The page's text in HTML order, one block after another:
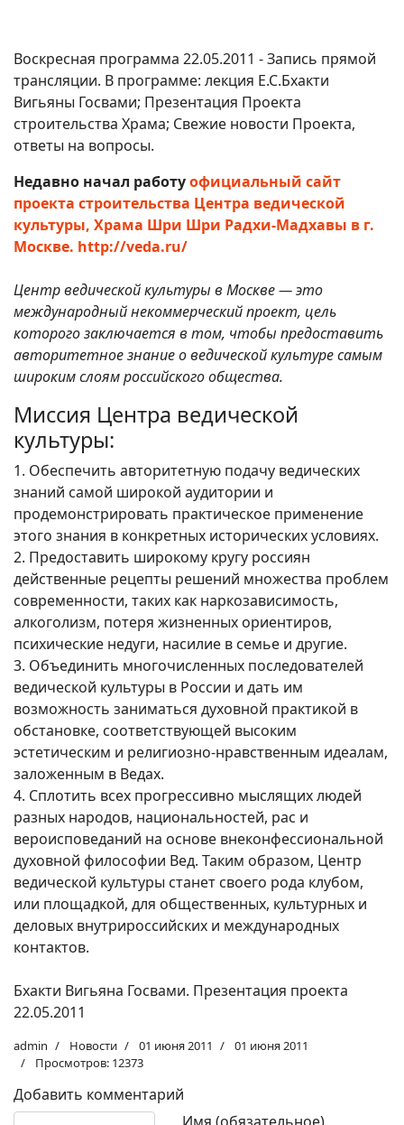
Воскресная программа 22.05.2011 - Запись прямой
трансляции. В программе: лекция Е.С.Бхакти
Вигьяны Госвами; Презентация Проекта
строительства Храма; Свежие новости Проекта,
ответы на вопросы.
Недавно начал работуофициальный сайт
проекта строительства Центра ведической
культуры, Храма Шри Шри Радхи-Мадхавы в г.
Москве. http://veda.ru/
Центр ведической культуры в Москве — это
международный некоммерческий проект, цель
которого заключается в том, чтобы предоставить
авторитетное знание о ведической культуре самым
широким слоям российского общества.
Миссия Центра ведической
культуры:
1. Обеспечить авторитетную подачу ведических
знаний самой широкой аудитории и
продемонстрировать практическое применение
этого знания в конкретных исторических условиях.
2. Предоставить широкому кругу россиян
действенные рецепты решений множества проблем
современности, таких как наркозависимость,
алкоголизм, потеря жизненных ориентиров,
психические недуги, насилие в семье и другие.
3. Объединить многочисленных последователей
ведической культуры в России и дать им
возможность заниматься духовной практикой в
обстановке, соответствующей высоким
эстетическим и религиозно-нравственным идеалам,
заложенным в Ведах.
4. Сплотить всех прогрессивно мыслящих людей
разных народов, национальностей, рас и
вероисповеданий на основе внеконфессиональной
духовной философии Вед. Таким образом, Центр
ведической культуры станет своего рода клубом,
или площадкой, для общественных, культурных и
деловых внутрироссийских и международных
контактов.
Бхакти Вигьяна Госвами. Презентация проекта
22.05.2011
admin Новости 01 июня 2011
01 июня 2011
Просмотров: 12373
Добавить комментарий
Текст комментария